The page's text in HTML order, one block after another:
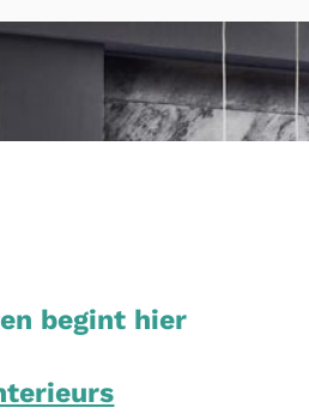
begint hier